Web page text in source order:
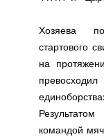
Хозяева
стартового
на
командой